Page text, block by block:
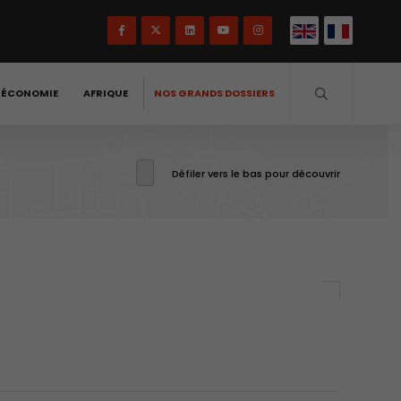
AFRIQUE NOS GRANDS DOSSIERS
Défiler vers le bas pour découvrir